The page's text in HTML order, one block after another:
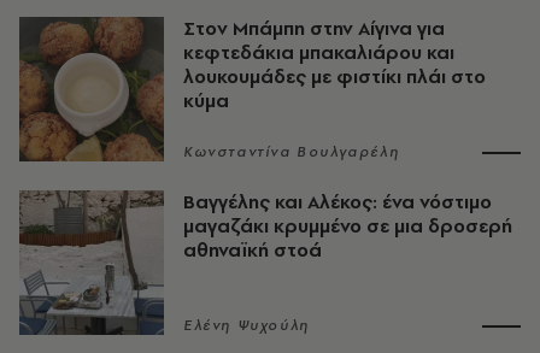
Στον Μπάμπη στην Αίγινα για
κεφτεδάκια μπακαλιάρου και
λουκουμάδες με φιστίκι πλάι στο
κύμα
Κωνσταντίνα Βουλγαρέλη
Βαγγέλης και Αλέκος: ένα νόστιμο
μαγαζάκι κρυμμένο σε μια δροσερή
αθηναϊκή στοά
Ελένη Ψυχούλη